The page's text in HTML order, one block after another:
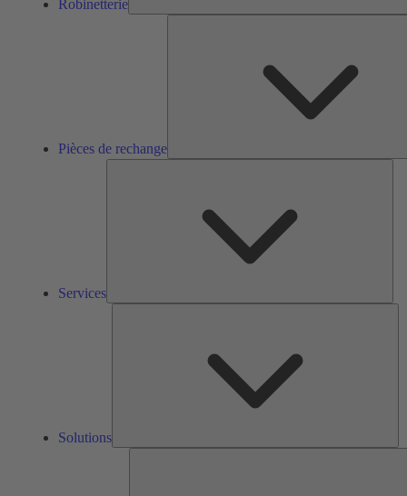
Robinetterie
Pièces de rechange
Services
Solutions